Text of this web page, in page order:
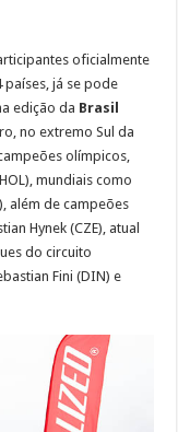
oficialmente
países, já se pode
edição da Brasil
no extremo Sul da
olímpicos,
mundiais como
além de campeões
Hynek (CZE), atual
do circuito
Fini (DIN) e